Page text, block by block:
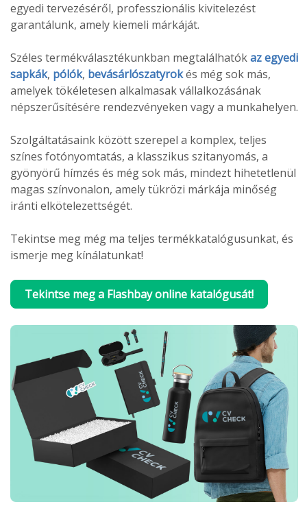
egyedi tervezéséről, professzionális kivitelezést
garantálunk, amely kiemeli márkáját.
Széles termékválasztékunkban megtalálhatókaz egyedi
sapkák, pólók, bevásárlószatyrokés még sok más,
amelyek tökéletesen alkalmasak vállalkozásának
népszerűsítésére rendezvényeken vagy a munkahelyen.
Szolgáltatásaink között szerepel a komplex, teljes
színes fotónyomtatás, a klasszikus szitanyomás, a
gyönyörű hímzés és még sok más, mindezt hihetetlenül
magas színvonalon, amely tükrözi márkája minőség
iránti elkötelezettségét.
Tekintse meg még ma teljes termékkatalógusunkat, és
ismerje meg kínálatunkat!
Tekintse meg a Flashbay online katalógusát!